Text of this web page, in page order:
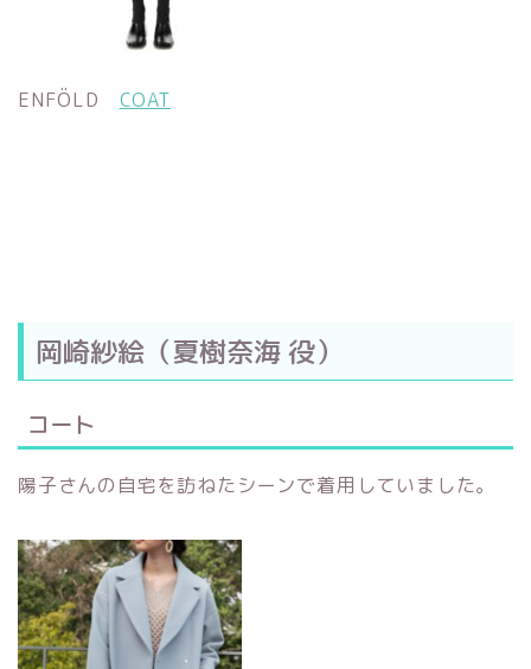
ENFÖLD COAT
岡崎紗絵（夏樹奈海 役）
コート
陽子さんの自宅を訪ねたシーンで着用していました。